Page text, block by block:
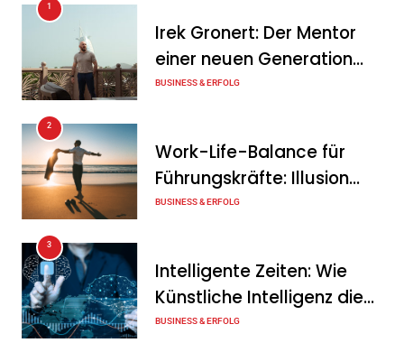
Tanja Schiller 6. August 2026
MaxSolar und DB Energie
schließen ersten Hybrid-
PPA für förderfreie
Anlagenkombination
Tanja Schiller 6. August 2026
KSB mit starkem
zweiten Quartal
6. August 2026
1
Irek Gronert: Der Mentor
einer neuen Generation
von Unternehmern
BUSINESS & ERFOLG
2
Work-Life-Balance für
Führungskräfte: Illusion
oder echte Chance?
BUSINESS & ERFOLG
3
Intelligente Zeiten: Wie
Künstliche Intelligenz die
Geschäftswelt verändert
BUSINESS & ERFOLG